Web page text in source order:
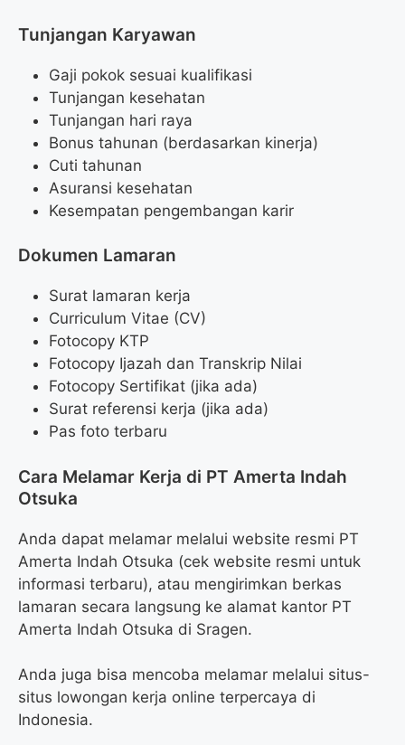
Tunjangan Karyawan
Gaji pokok sesuai kualifikasi
Tunjangan kesehatan
Tunjangan hari raya
Bonus tahunan (berdasarkan kinerja)
Cuti tahunan
Asuransi kesehatan
Kesempatan pengembangan karir
Dokumen Lamaran
Surat lamaran kerja
Curriculum Vitae (CV)
Fotocopy KTP
Fotocopy Ijazah dan Transkrip Nilai
Fotocopy Sertifikat (jika ada)
Surat referensi kerja (jika ada)
Pas foto terbaru
Cara Melamar Kerja di PT Amerta Indah
Otsuka
Anda dapat melamar melalui website resmi PT
Amerta Indah Otsuka (cek website resmi untuk
informasi terbaru), atau mengirimkan berkas
lamaran secara langsung ke alamat kantor PT
Amerta Indah Otsuka di Sragen.
Anda juga bisa mencoba melamar melalui situs-
situs lowongan kerja online terpercaya di
Indonesia.